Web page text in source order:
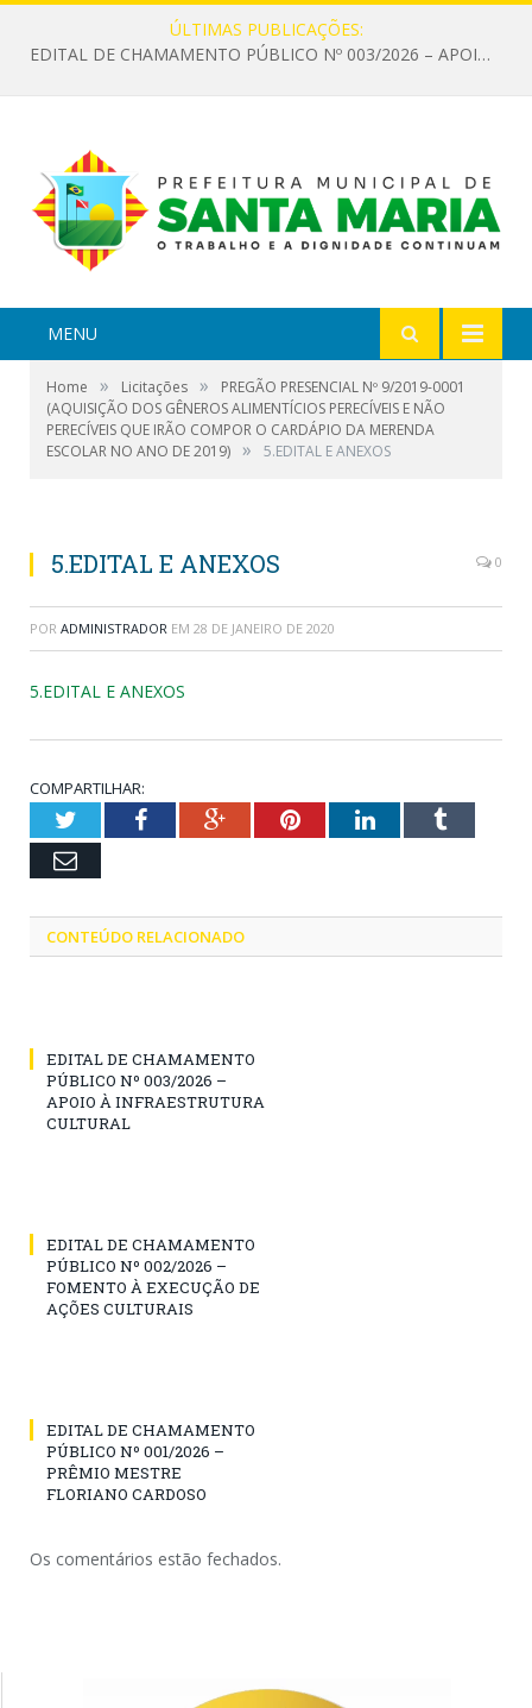
ÚLTIMAS PUBLICAÇÕES:
EDITAL DE CHAMAMENTO PÚBLICO Nº 003/2026 – APOIO À INFRAESTRUTURA CULTURAL
MENU
Home » Licitações »
PREGÃO PRESENCIAL Nº 9/2019-0001
(AQUISIÇÃO DOS GÊNEROS ALIMENTÍCIOS PERECÍVEIS E NÃO
PERECÍVEIS QUE IRÃO COMPOR O CARDÁPIO DA MERENDA
ESCOLAR NO ANO DE 2019) » 5.EDITAL E ANEXOS
5.EDITAL E ANEXOS 0
POR ADMINISTRADOR EM 28 DE JANEIRO DE 2020
5.EDITAL E ANEXOS
COMPARTILHAR:
TwitterFacebookGoogle+PinterestLinkedInTumblr
Email
CONTEÚDO RELACIONADO
EDITAL DE CHAMAMENTO
PÚBLICO Nº 003/2026 –
APOIO À INFRAESTRUTURA
CULTURAL
EDITAL DE CHAMAMENTO
PÚBLICO Nº 002/2026 –
FOMENTO À EXECUÇÃO DE
AÇÕES CULTURAIS
EDITAL DE CHAMAMENTO
PÚBLICO Nº 001/2026 –
PRÊMIO MESTRE
FLORIANO CARDOSO
Os comentários estão fechados.